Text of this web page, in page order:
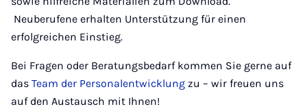
Neuberufene erhalten Unterstützung für einen
erfolgreichen Einstieg.
Bei Fragen oder Beratungsbedarf kommen Sie gerne auf
das Team der Personalentwicklung zu – wir freuen uns
auf den Austausch mit Ihnen!